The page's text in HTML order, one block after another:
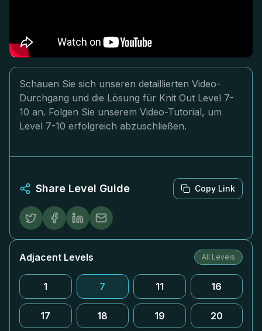
Schauen Sie sich unseren detaillierten Video-
Durchgang und die Lösung für Knit Out Level 7-
10 an. Folgen Sie unserem Video-Tutorial, um
Level 7-10 erfolgreich abzuschließen.
Share Level Guide Copy Link
Adjacent Levels All Levels
1 7 11 16
17 18 19 20